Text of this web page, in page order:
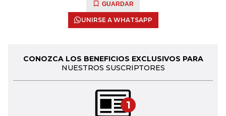
GUARDAR
UNIRSE A WHATSAPP
CONOZCA LOS BENEFICIOS EXCLUSIVOS PARA
NUESTROS SUSCRIPTORES
1